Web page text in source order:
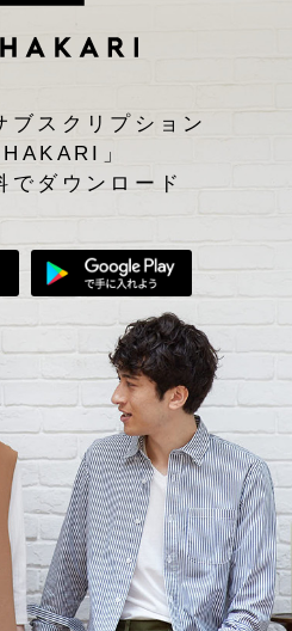
ブスクリプション
」
でダウンロード
App Storeからダウンロード